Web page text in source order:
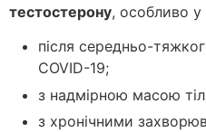
тестостерону, особливо у
після середньо-
COVID-19;
з надмірною масою
з хронічними